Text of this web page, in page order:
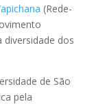
(Rede-
dos
de São
pela